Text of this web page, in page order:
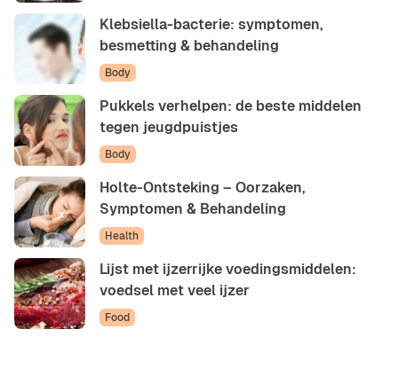
Klebsiella-bacterie: symptomen,
besmetting & behandeling
Body
Pukkels verhelpen: de beste middelen
tegen jeugdpuistjes
Body
Holte-Ontsteking – Oorzaken,
Symptomen & Behandeling
Health
Lijst met ijzerrijke voedingsmiddelen:
voedsel met veel ijzer
Food